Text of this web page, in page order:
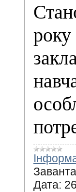
року
Дата: